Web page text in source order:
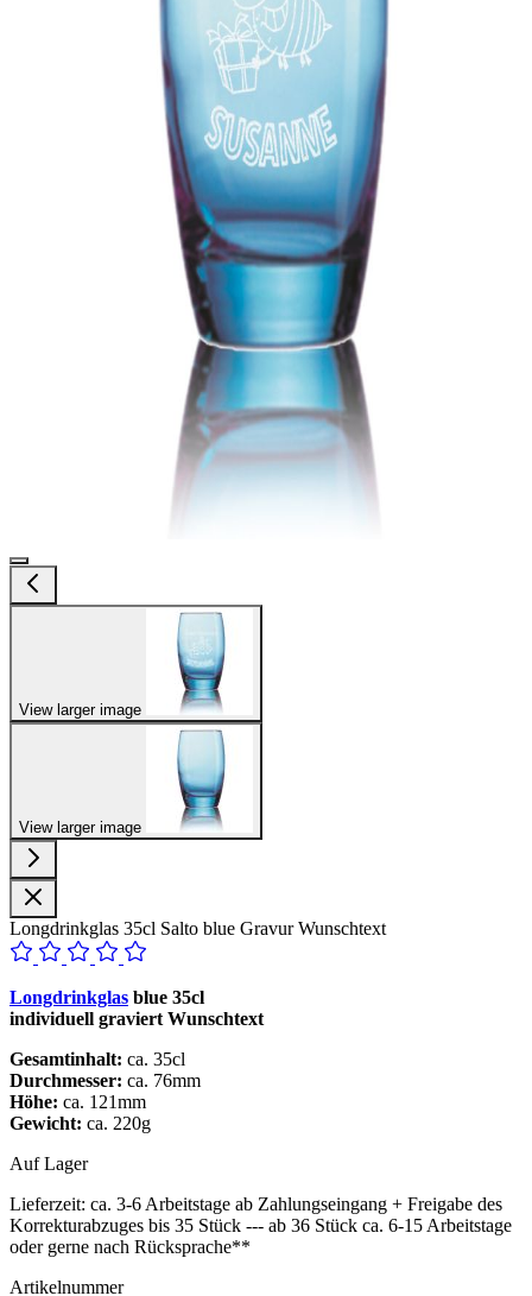
View larger image
View larger image
Longdrinkglas 35cl Salto blue Gravur Wunschtext
Longdrinkglas blue 35cl
individuell graviert Wunschtext
Gesamtinhalt: ca. 35cl
Durchmesser: ca. 76mm
Höhe: ca. 121mm
Gewicht: ca. 220g
Auf Lager
Lieferzeit: ca. 3-6 Arbeitstage ab Zahlungseingang + Freigabe des
Korrekturabzuges bis 35 Stück --- ab 36 Stück ca. 6-15 Arbeitstage
oder gerne nach Rücksprache**
Artikelnummer